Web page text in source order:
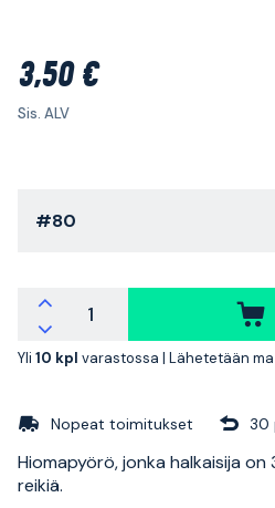
3,50 €
Sis. ALV
#80
Yli 10 kpl varastossa | Lähetetään
Nopeat toimitukset 30
Hiomapyörö, jonka halkaisija
reikiä.